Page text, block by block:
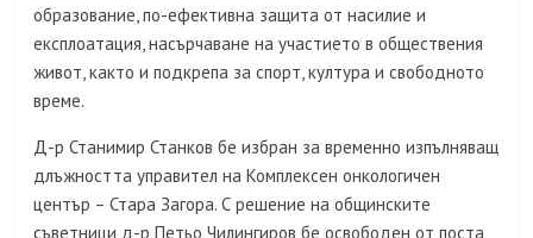
образование, по-ефективна защита от насилие и
експлоатация, насърчаване на участието в обществения
живот, както и подкрепа за спорт, култура и свободното
време.
Д-р Станимир Станков бе избран за временно изпълняващ
длъжността управител на Комплексен онкологичен
център – Стара Загора. С решение на общинските
съветници д-р Петьо Чилингиров бе освободен от поста